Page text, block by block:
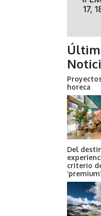
horeca
Del
criterio
‘premium’